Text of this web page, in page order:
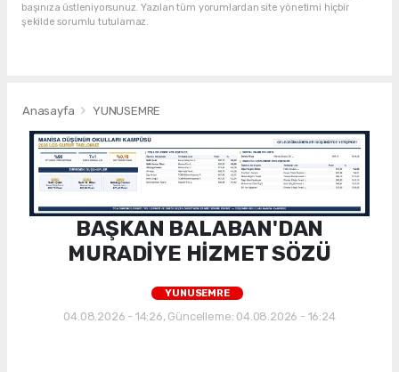
başınıza üstleniyorsunuz. Yazılan tüm yorumlardan site yönetimi hiçbir
şekilde sorumlu tutulamaz.
Anasayfa YUNUSEMRE
BAŞKAN BALABAN'DAN
MURADİYE HİZMET SÖZÜ
YUNUSEMRE
04.08.2026 - 14:26, Güncelleme: 04.08.2026 - 16:24